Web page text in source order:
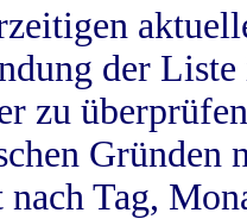
der
zu
Gründen
Tag,